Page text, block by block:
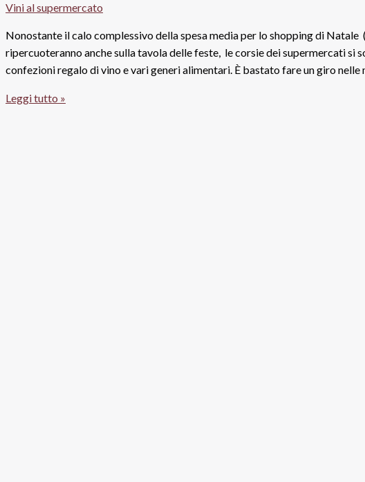
Vini al supermercato
Nonostante il calo complessivo della spesa media per lo shopping di
ripercuoteranno anche sulla tavola delle feste, le corsie dei supermercati si
confezioni regalo di vino e vari generi alimentari. È bastato fare un giro
Vino,
Leggi tutto »